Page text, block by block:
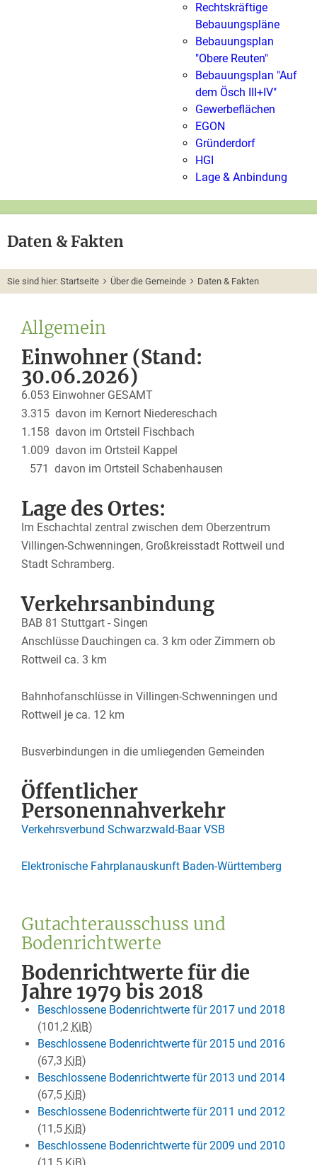
Rechtskräftige
Bebauungspläne
Bebauungsplan
"Obere Reuten"
Bebauungsplan "Auf
dem Ösch III+IV"
Gewerbeflächen
EGON
Gründerdorf
HGI
Lage & Anbindung
Daten & Fakten
Sie sind hier: Startseite Über die Gemeinde Daten & Fakten
Allgemein
Einwohner (Stand:
30.06.2026)
6.053 Einwohner GESAMT
3.315 davon im Kernort Niedereschach
1.158 davon im Ortsteil Fischbach
1.009 davon im Ortsteil Kappel
571 davon im Ortsteil Schabenhausen
Lage des Ortes:
Im Eschachtal zentral zwischen dem Oberzentrum
Villingen-Schwenningen, Großkreisstadt Rottweil und
Stadt Schramberg.
Verkehrsanbindung
BAB 81 Stuttgart - Singen
Anschlüsse Dauchingen ca. 3 km oder Zimmern ob
Rottweil ca. 3 km
Bahnhofanschlüsse in Villingen-Schwenningen und
Rottweil je ca. 12 km
Busverbindungen in die umliegenden Gemeinden
Öffentlicher
Personennahverkehr
Verkehrsverbund Schwarzwald-Baar VSB
Elektronische Fahrplanauskunft Baden-Württemberg
Gutachterausschuss und
Bodenrichtwerte
Bodenrichtwerte für die
Jahre 1979 bis 2018
Beschlossene Bodenrichtwerte für 2017 und 2018
(101,2 KiB)
Beschlossene Bodenrichtwerte für 2015 und 2016
(67,3 KiB)
Beschlossene Bodenrichtwerte für 2013 und 2014
(67,5 KiB)
Beschlossene Bodenrichtwerte für 2011 und 2012
(11,5 KiB)
Beschlossene Bodenrichtwerte für 2009 und 2010